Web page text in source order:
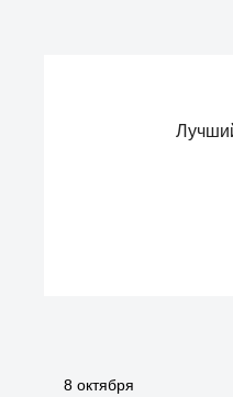
8 октября